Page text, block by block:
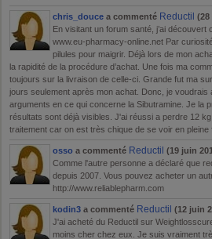
chris_douce a commenté Reductil (28
En visitant un forum santé, j’ai
www.eu-pharmacy-online.net Par
pilules pour maigrir. Déjà lors de mon
la rapidité de la procédure d’achat. Une fois ma
toujours sur la livraison de celle-ci. Grande fut ma
jours seulement après mon achat. Donc, je
arguments en ce qui concerne la Sibutramine. Je la
résultats sont déjà visibles. J'ai réussi a perdre 12
traitement car on est très chique de se voir en pleine
osso a commenté Reductil (19 juin
Comme l'autre personne a déclaré que
depuis 2007. Vous pouvez acheter un
http://www.reliablepharm.com
kodin3 a commenté Reductil (12 juin
J'ai acheté du Reductil sur
moins cher chez eux. Je suis vraiment